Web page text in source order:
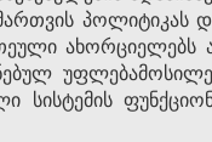
მართვის პოლიტიკას
ახორციელებს
სისტემის